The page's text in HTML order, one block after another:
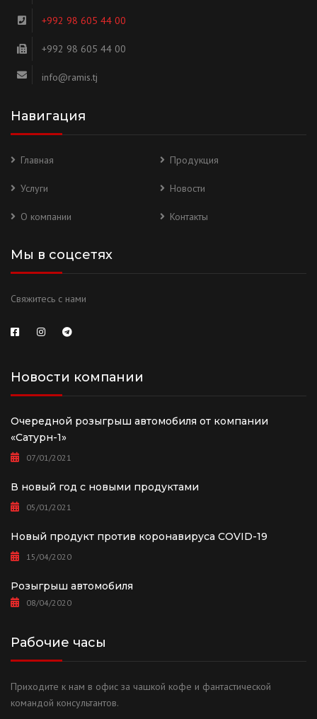
+992 98 605 44 00
+992 98 605 44 00
info@ramis.tj
Навигация
Главная Продукция
Услуги Новости
О компании Контакты
Мы в соцсетях
Свяжитесь с нами
Новости компании
Очередной розыгрыш автомобиля от компании
«Сатурн-1»
07/01/2021
В новый год с новыми продуктами
05/01/2021
Новый продукт против коронавируса COVID-19
15/04/2020
Розыгрыш автомобиля
08/04/2020
Рабочие часы
Приходите к нам в офис за чашкой кофе и фантастической
командой консультантов.